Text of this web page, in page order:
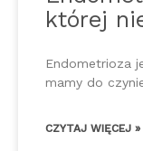
której
Endometrioza
mamy do
CZYTAJ WIĘCEJ »